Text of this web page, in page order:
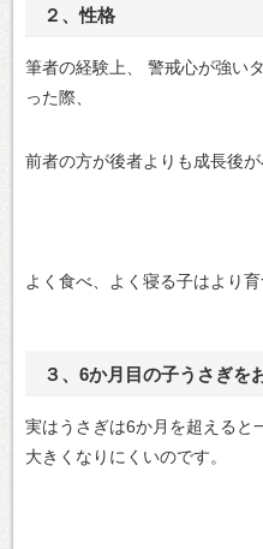
２、性格
筆者の経験上、
警戒心が強い
った際、
前者の方が後者よりも成長後
よく食べ、よく寝る子はより
３、6か月目の子うさぎを
実はうさぎは6か月を超えると
大きくなりにくいのです。